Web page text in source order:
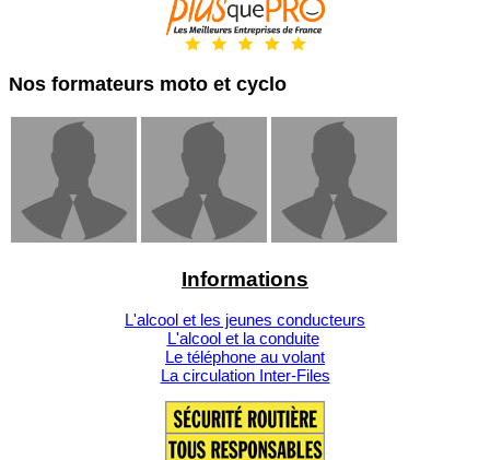
Nos formateurs moto et cyclo
Informations
L'alcool et les jeunes conducteurs
L'alcool et la conduite
Le téléphone au volant
La circulation Inter-Files